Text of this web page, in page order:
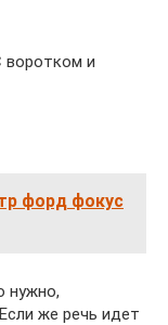
воротком и
форд фокус
нужно,
же речь идет